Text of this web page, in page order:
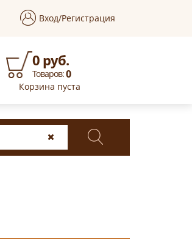
Вход/Регистрация
0 руб.
Товаров:0
Корзина пуста